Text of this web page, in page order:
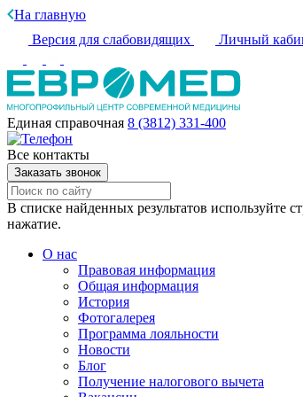
На главную
Версия для слабовидящих
Личный
Единая справочная 8 (3812) 331-400
Все контакты
Заказать звонок
В списке найденных результатов используйте
нажатие.
О нас
Правовая информация
Общая информация
История
Фотогалерея
Программа лояльности
Новости
Блог
Получение налогового вычета